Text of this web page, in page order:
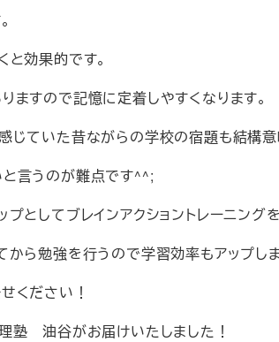
効果的です。
すので記憶に定着しやすくなります。
じていた昔ながらの学校の宿題も結構意
言うのが難点です^^;
としてブレインアクショントレーニング
ら勉強を行うので学習効率もアップしま
ください！
塾 油谷がお届けいたしました！